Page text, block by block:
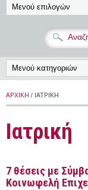
ΑΡΧΙΚΉ / ΙΑΤΡΙΚΉ
Ιατρική
7 θέσεις με
Κοινωφελή